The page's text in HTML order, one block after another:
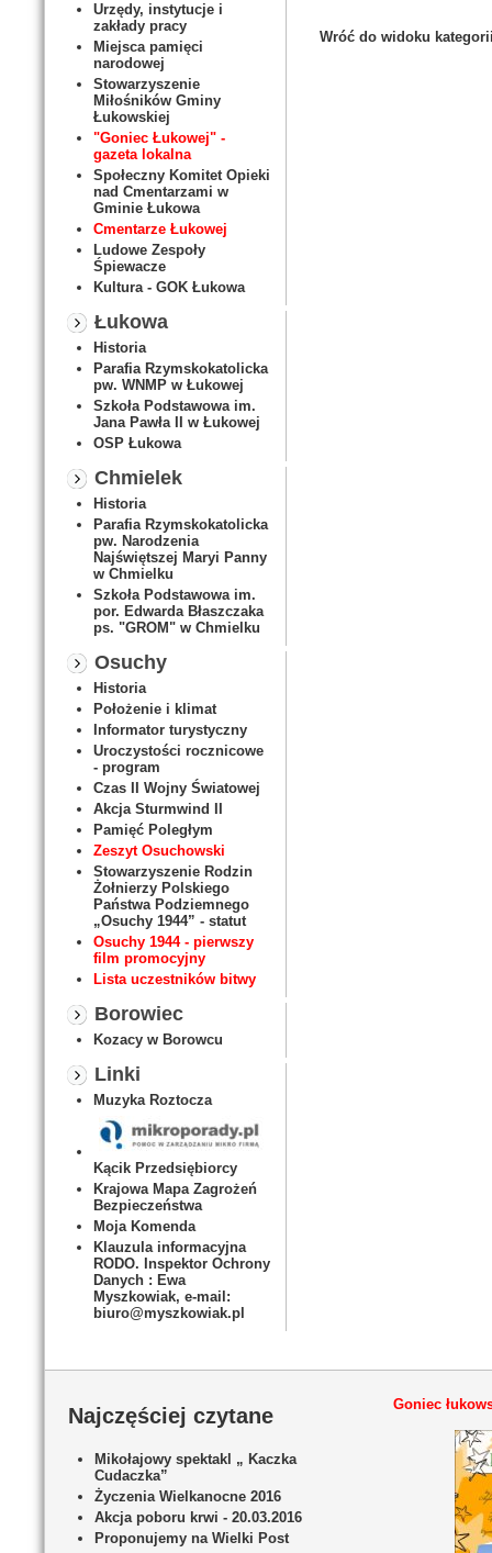
Urzędy, instytucje i
zakłady pracy
Miejsca pamięci
narodowej
Stowarzyszenie
Miłośników Gminy
Łukowskiej
"Goniec Łukowej" -
gazeta lokalna
Społeczny Komitet Opieki
nad Cmentarzami w
Gminie Łukowa
Cmentarze Łukowej
Ludowe Zespoły
Śpiewacze
Kultura - GOK Łukowa
Łukowa
Historia
Parafia Rzymskokatolicka
pw. WNMP w Łukowej
Szkoła Podstawowa im.
Jana Pawła II w Łukowej
OSP Łukowa
Chmielek
Historia
Parafia Rzymskokatolicka
pw. Narodzenia
Najświętszej Maryi Panny
w Chmielku
Szkoła Podstawowa im.
por. Edwarda Błaszczaka
ps. "GROM" w Chmielku
Osuchy
Historia
Położenie i klimat
Informator turystyczny
Uroczystości rocznicowe
- program
Czas II Wojny Światowej
Akcja Sturmwind II
Pamięć Poległym
Zeszyt Osuchowski
Stowarzyszenie Rodzin
Żołnierzy Polskiego
Państwa Podziemnego
„Osuchy 1944” - statut
Osuchy 1944 - pierwszy
film promocyjny
Lista uczestników bitwy
Borowiec
Kozacy w Borowcu
Linki
Muzyka Roztocza
Kącik Przedsiębiorcy
Krajowa Mapa Zagrożeń
Bezpieczeństwa
Moja Komenda
Klauzula informacyjna
RODO. Inspektor Ochrony
Danych : Ewa
Myszkowiak, e-mail:
biuro@myszkowiak.pl
Wróć do widoku
Najczęściej czytane
Mikołajowy spektakl „ Kaczka
Cudaczka”
Życzenia Wielkanocne 2016
Akcja poboru krwi - 20.03.2016
Proponujemy na Wielki Post
Goniec